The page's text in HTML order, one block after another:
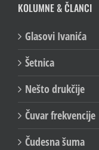
KOLUMNE & ČLANCI
Glasovi Ivanića
Šetnica
Nešto drukčije
Čuvar frekvencije
Čudesna šuma